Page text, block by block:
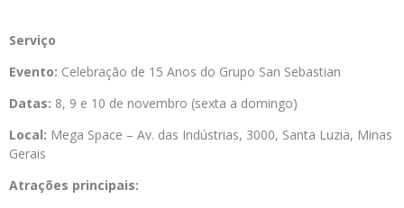
Serviço
Evento: Celebração de 15 Anos do Grupo San Sebastian
Datas: 8, 9 e 10 de novembro (sexta a domingo)
Local: Mega Space – Av. das Indústrias, 3000, Santa Luzia, Minas
Gerais
Atrações principais: